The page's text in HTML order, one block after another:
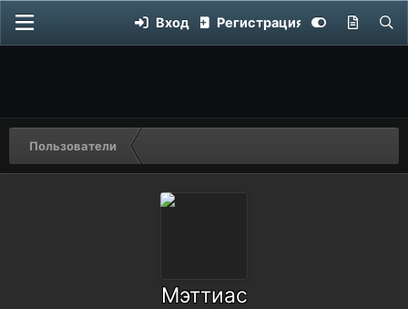
Вход Регистрация
Пользователи
Мэттиас